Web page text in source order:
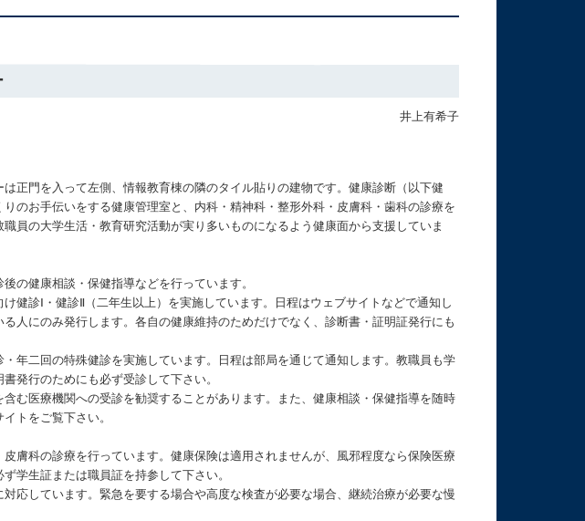
井上有希子
正門を入って左側、情報教育棟の隣のタイル貼りの建物です。健康診断（以下健
のお手伝いをする健康管理室と、内科・精神科・整形外科・皮膚科・歯科の診療を
員の大学生活・教育研究活動が実り多いものになるよう健康面から支援していま
の健康相談・保健指導などを行っています。
健診Ⅰ・健診Ⅱ（二年生以上）を実施しています。日程はウェブサイトなどで通知し
人にのみ発行します。各自の健康維持のためだけでなく、診断書・証明証発行にも
年二回の特殊健診を実施しています。日程は部局を通じて通知します。教職員も学
発行のためにも必ず受診して下さい。
む医療機関への受診を勧奨することがあります。また、健康相談・保健指導を随時
トをご覧下さい。
膚科の診療を行っています。健康保険は適用されませんが、風邪程度なら保険医療
学生証または職員証を持参して下さい。
応しています。緊急を要する場合や高度な検査が必要な場合、継続治療が必要な慢